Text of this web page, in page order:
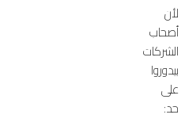
لأن
أصحاب
الشركات
بيدوروا
على
حد: